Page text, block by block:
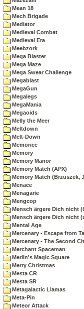
Mean 18
Mech Brigade
Mediator
Medieval Combat
Medieval Era
Meebzork
Mega Blaster
Mega Maze
Mega Swear Challenge
Megablast
MegaGun
Megalegs
MegaMania
Megaoids
Melly the Meer
Meltdown
Melt-Down
Memorice
Memory
Memory Manor
Memory Match (APX)
Memory Match (Brzuszek,
Menace
Menagarie
Mengcop
Mensch ärgere Dich nicht
Mensch ärgere Dich nicht
Mental Age
Mercenary - Escape from
Mercenary - The Second
Merchant Spaceman
Merlin's Magic Square
Merry Christmas
Mesta CR
Mesta SR
Metagalactic Llamas
Meta-Pin
Meteor Attack